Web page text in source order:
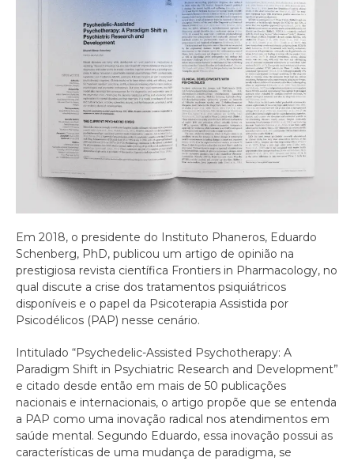
Em 2018, o presidente do Instituto Phaneros, Eduardo
Schenberg, PhD, publicou um artigo de opinião na
prestigiosa revista científica Frontiers in Pharmacology, no
qual discute a crise dos tratamentos psiquiátricos
disponíveis e o papel da Psicoterapia Assistida por
Psicodélicos (PAP) nesse cenário.
Intitulado “Psychedelic-Assisted Psychotherapy: A
Paradigm Shift in Psychiatric Research and Development”
e citado desde então em mais de 50 publicações
nacionais e internacionais, o artigo propõe que se entenda
a PAP como uma inovação radical nos atendimentos em
saúde mental. Segundo Eduardo, essa inovação possui as
características de uma mudança de paradigma, se